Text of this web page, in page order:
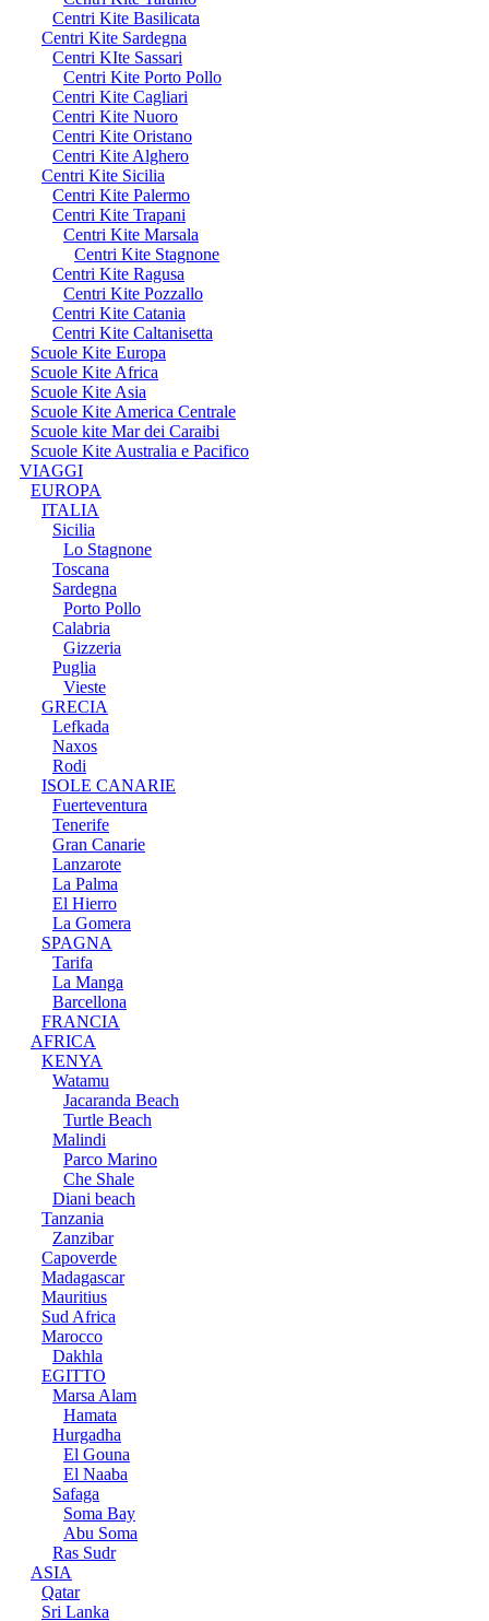
Centri Kite Basilicata
Centri Kite Sardegna
Centri KIte Sassari
Centri Kite Porto Pollo
Centri Kite Cagliari
Centri Kite Nuoro
Centri Kite Oristano
Centri Kite Alghero
Centri Kite Sicilia
Centri Kite Palermo
Centri Kite Trapani
Centri Kite Marsala
Centri Kite Stagnone
Centri Kite Ragusa
Centri Kite Pozzallo
Centri Kite Catania
Centri Kite Caltanisetta
Scuole Kite Europa
Scuole Kite Africa
Scuole Kite Asia
Scuole Kite America Centrale
Scuole kite Mar dei Caraibi
Scuole Kite Australia e Pacifico
VIAGGI
EUROPA
ITALIA
Sicilia
Lo Stagnone
Toscana
Sardegna
Porto Pollo
Calabria
Gizzeria
Puglia
Vieste
GRECIA
Lefkada
Naxos
Rodi
ISOLE CANARIE
Fuerteventura
Tenerife
Gran Canarie
Lanzarote
La Palma
El Hierro
La Gomera
SPAGNA
Tarifa
La Manga
Barcellona
FRANCIA
AFRICA
KENYA
Watamu
Jacaranda Beach
Turtle Beach
Malindi
Parco Marino
Che Shale
Diani beach
Tanzania
Zanzibar
Capoverde
Madagascar
Mauritius
Sud Africa
Marocco
Dakhla
EGITTO
Marsa Alam
Hamata
Hurgadha
El Gouna
El Naaba
Safaga
Soma Bay
Abu Soma
Ras Sudr
ASIA
Qatar
Sri Lanka